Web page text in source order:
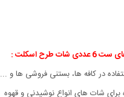
شات طرح اسکلت :
در کافه ها، بستنی فروشی ها و ...
برای شات های انواع نوشیدنی و قهوه